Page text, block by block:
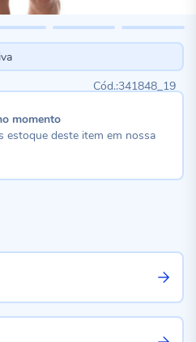
341848_19
momento
estoque deste item em nossa